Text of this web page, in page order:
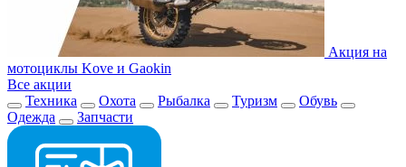
Акция на
мотоциклы Kove и Gaokin
Все акции
Техника
Охота Рыбалка Туризм
Обувь
Одежда
Запчасти